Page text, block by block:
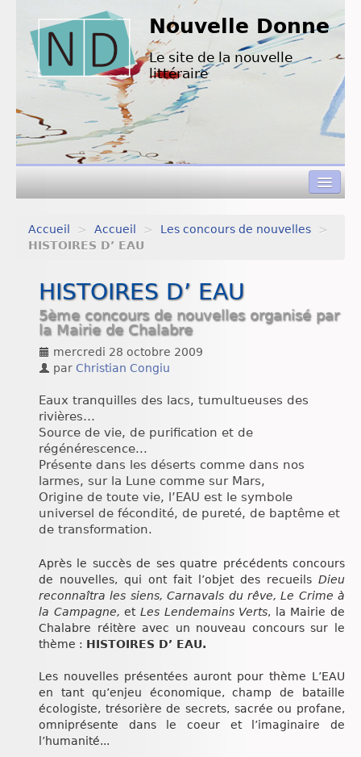
Nouvelle Donne
Le site de la nouvelle
littéraire
Concours de nouvelles
Nouvelles à lire
L’équipe de ND
Chroniques
Accueil > Accueil > Les concours de nouvelles
>
HISTOIRES D’ EAU
HISTOIRES D’ EAU
5ème concours de nouvelles organisé par
la Mairie de Chalabre
mercredi 28 octobre 2009
par Christian Congiu
Eaux tranquilles des lacs, tumultueuses des
rivières…
Source de vie, de purification et de
régénérescence...
Présente dans les déserts comme dans nos
larmes, sur la Lune comme sur Mars,
Origine de toute vie, l’EAU est le symbole
universel de fécondité, de pureté, de baptême et
de transformation.
Après le succès de ses quatre précédents concours
de nouvelles, qui ont fait l’objet des recueils Dieu
reconnaîtra les siens, Carnavals du rêve, Le Crime à
la Campagne, etLes Lendemains Verts, la Mairie de
Chalabre réitère avec un nouveau concours sur le
thème : HISTOIRES D’ EAU.
Les nouvelles présentées auront pour thème L’EAU
en tant qu’enjeu économique, champ de bataille
écologiste, trésorière de secrets, sacrée ou profane,
omniprésente dans le coeur et l’imaginaire de
l’humanité...